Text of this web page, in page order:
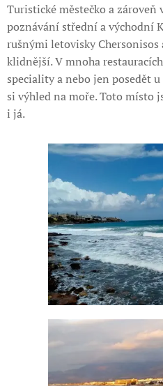
Turistické městečko a zároveň
poznávání střední a východní
rušnými letovisky Chersonisos
klidnější. V mnoha
speciality a nebo jen posedět
si výhled na moře. Toto místo
i já.